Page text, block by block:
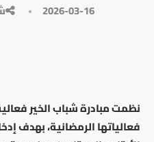
2026-03-16
نظمت مبادرة شباب الخير
فعالياتها الرمضانية، بهدف